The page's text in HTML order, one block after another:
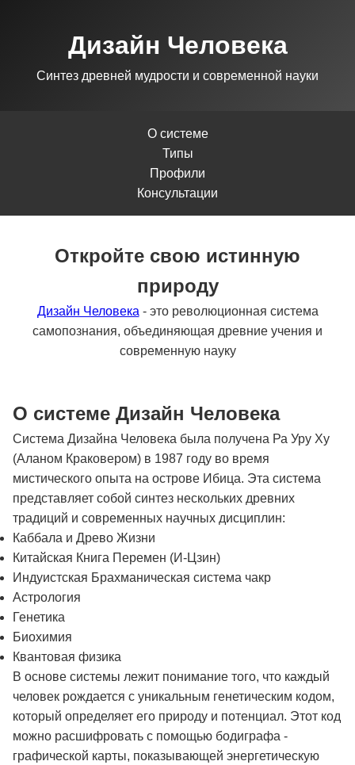
Дизайн Человека
Синтез древней мудрости и современной науки
О системе
Типы
Профили
Консультации
Откройте свою истинную
природу
Дизайн Человека - это революционная система
самопознания, объединяющая древние учения и
современную науку
О системе Дизайн Человека
Система Дизайна Человека была получена Ра Уру Ху
(Аланом Краковером) в 1987 году во время
мистического опыта на острове Ибица. Эта система
представляет собой синтез нескольких древних
традиций и современных научных дисциплин:
Каббала и Древо Жизни
Китайская Книга Перемен (И-Цзин)
Индуистская Брахманическая система чакр
Астрология
Генетика
Биохимия
Квантовая физика
В основе системы лежит понимание того, что каждый
человек рождается с уникальным генетическим кодом,
который определяет его природу и потенциал. Этот код
можно расшифровать с помощью бодиграфа -
графической карты, показывающей энергетическую